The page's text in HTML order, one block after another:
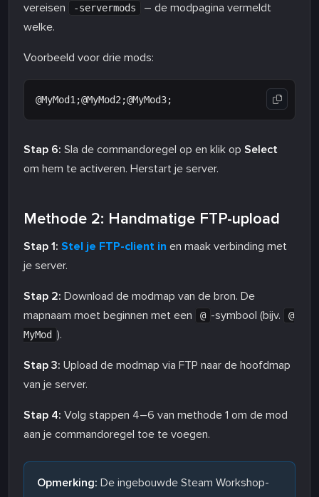
vereisen
-servermods
– de modpagina vermeldt
welke.
Voorbeeld voor drie mods:
Stap 6: Sla de commandoregel op en klik op Select
om hem te activeren. Herstart je server.
Methode 2: Handmatige FTP-upload
Stap 1: Stel je FTP-client in en maak verbinding met
je server.
Stap 2: Download de modmap van de bron. De
mapnaam moet beginnen met een
@ -symbool (bijv.
@
MyMod ).
Stap 3: Upload de modmap via FTP naar de hoofdmap
van je server.
Stap 4: Volg stappen 4–6 van methode 1 om de mod
aan je commandoregel toe te voegen.
Opmerking: De ingebouwde Steam Workshop-